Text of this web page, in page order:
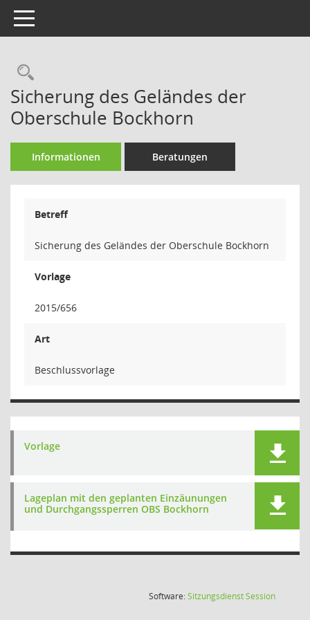
Toggle navigation
Rechercheauswahl
Sicherung des Geländes der
Oberschule Bockhorn
Informationen Beratungen
Betreff
Sicherung des Geländes der Oberschule Bockhorn
Vorlage
2015/656
Art
Beschlussvorlage
Vorlage
Lageplan mit den geplanten Einzäunungen
und Durchgangssperren OBS Bockhorn
Software:SitzungsdienstSession(Wird in